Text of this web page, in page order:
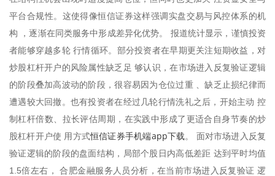
平台合规性。这使得像恒信证券这样强调实盘交易与风控体系的机
构 ，逐渐在同类服务中形成差异化优势。 报道统计显示，谨慎投资
者能够穿越多轮 行情循环。部分投资者在早期更关注短期收益，对
炒股杠杆开户的风险属性缺乏足 够认识，在市场进入反复验证逻辑
的阶段叠加高波动的阶段，很容易因为仓位过重 、缺乏止损纪律而
遭遇较大回撤。也有投资者在经过几轮行情洗礼之后，开始主动 控
制杠杆倍数、拉长评估周期，在实践中形成了更适合自身节奏的炒
股杠杆开户使 用方式恒信证券手机端app下载。 面对市场进入反复
验证逻辑的阶段的盘面结构，局部个股日内高低差距 达到平时均值
1.5倍左右， 合肥金融服务人员分析，在当前市场进入反复验证 逻